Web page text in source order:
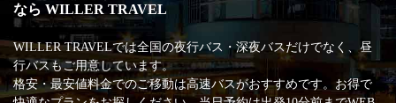
なら WILLER TRAVEL
WILLER TRAVELでは全国の夜行バス・深夜バスだけでなく、昼
行バスもご用意しています。
格安・最安値料金でのご移動は高速バスがおすすめです。お得で